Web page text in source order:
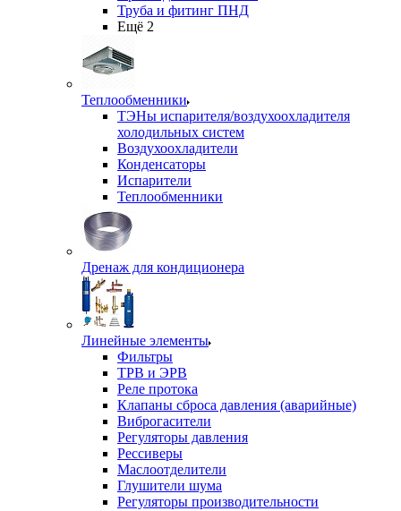
Труба и фитинг ПНД
Ещё 2
Теплообменники
ТЭНы испарителя/воздухоохладителя
холодильных систем
Воздухоохладители
Конденсаторы
Испарители
Теплообменники
Дренаж для кондиционера
Линейные элементы
Фильтры
ТРВ и ЭРВ
Реле протока
Клапаны сброса давления (аварийные)
Виброгасители
Регуляторы давления
Рессиверы
Маслоотделители
Глушители шума
Регуляторы производительности